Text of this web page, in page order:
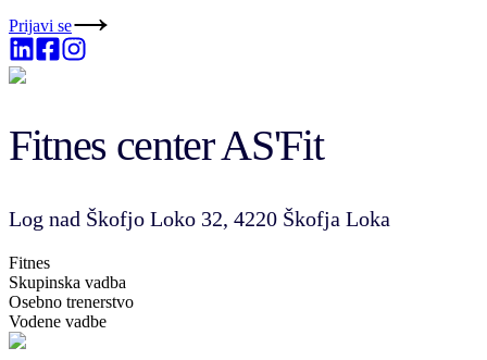
Prijavi se
Fitnes center AS'Fit
Log nad Škofjo Loko 32, 4220 Škofja Loka
Fitnes
Skupinska vadba
Osebno trenerstvo
Vodene vadbe